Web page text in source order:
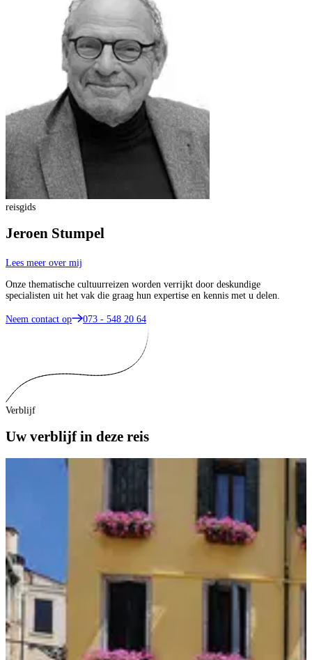
reisgids
Jeroen Stumpel
Lees meer over mij
Onze thematische cultuurreizen worden verrijkt door deskundige
specialisten uit het vak die graag hun expertise en kennis met u delen.
Neem contact op 073 - 548 20 64
Verblijf
Uw verblijf in deze reis